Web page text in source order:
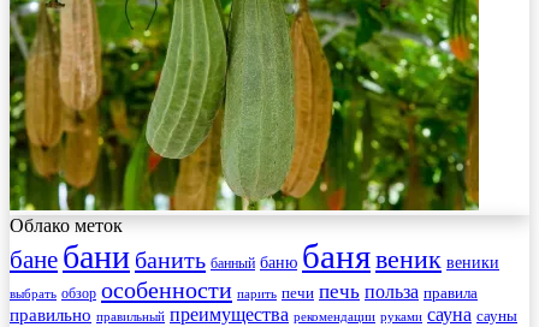
Облако меток
бане бани банить банный баню банявеник веники
выбрать обзор особенности парить печи печь польза правила
правильно правильный преимущества рекомендации руками сауна сауны